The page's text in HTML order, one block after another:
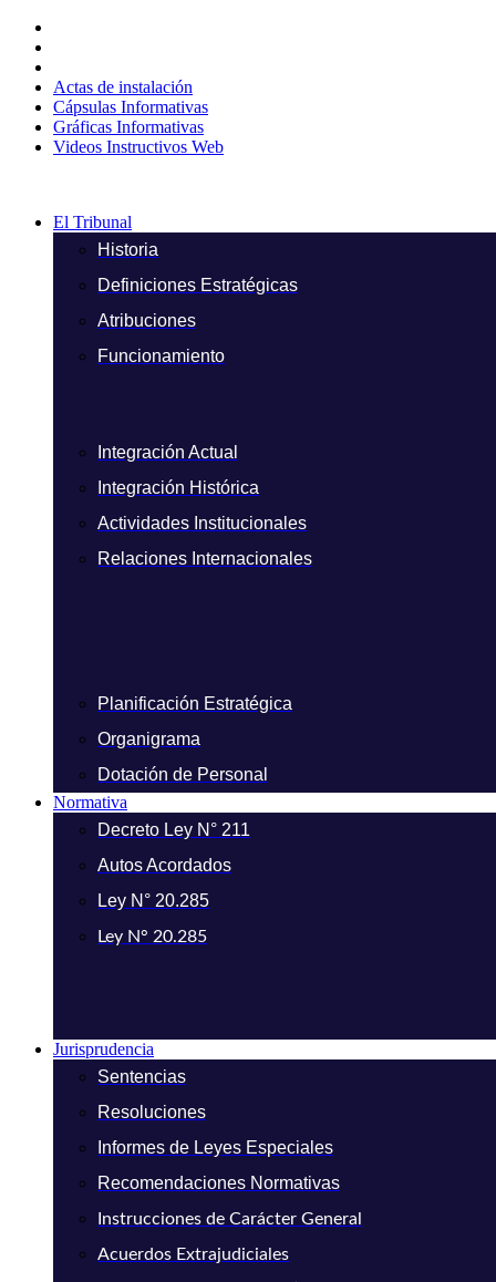
contenido
Actas de instalación
Cápsulas Informativas
Gráficas Informativas
Videos Instructivos Web
El Tribunal
Historia
Definiciones Estratégicas
Atribuciones
Funcionamiento
Integración Actual
Integración Histórica
Actividades Institucionales
Relaciones Internacionales
Planificación Estratégica
Organigrama
Dotación de Personal
Normativa
Decreto Ley N° 211
Autos Acordados
Ley N° 20.285
Ley N° 20.285
Jurisprudencia
Sentencias
Resoluciones
Informes de Leyes Especiales
Recomendaciones Normativas
Instrucciones de Carácter General
Acuerdos Extrajudiciales